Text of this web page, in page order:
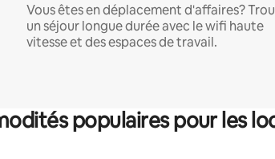
Vous êtes en déplacement d'affaires?
un séjour longue durée avec le wifi haute
vitesse et des espaces de travail.
populaires pour les